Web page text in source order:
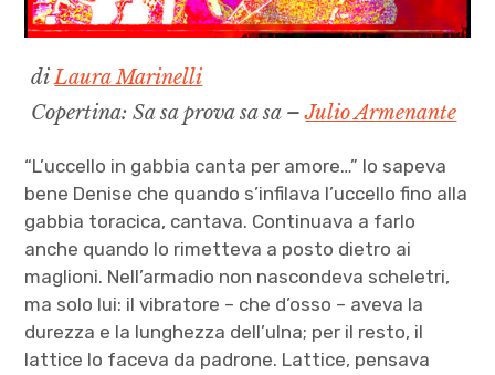
diLaura Marinelli
Copertina: Sa sa prova sa sa –Julio Armenante
“L’uccello in gabbia canta per amore…” lo sapeva
bene Denise che quando s’infilava l’uccello fino alla
gabbia toracica, cantava. Continuava a farlo
anche quando lo rimetteva a posto dietro ai
maglioni. Nell’armadio non nascondeva scheletri,
ma solo lui: il vibratore – che d’osso – aveva la
durezza e la lunghezza dell’ulna; per il resto, il
lattice lo faceva da padrone. Lattice, pensava